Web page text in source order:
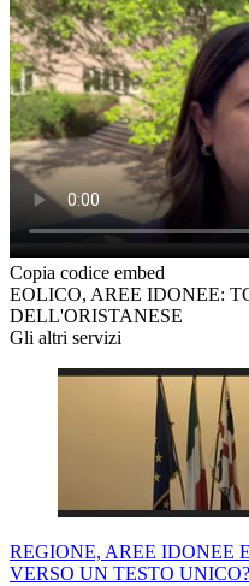
Copia codice embed
EOLICO, AREE IDONEE:
DELL'ORISTANESE
Gli altri servizi
REGIONE, AREE IDONEE
VERSO UN TESTO UNICO?